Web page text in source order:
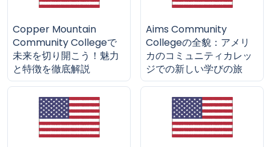
Copper Mountain
Community Collegeで
未来を切り開こう！魅力
と特徴を徹底解説
Aims Community
Collegeの全貌：アメリ
カのコミュニティカレッ
ジでの新しい学びの旅